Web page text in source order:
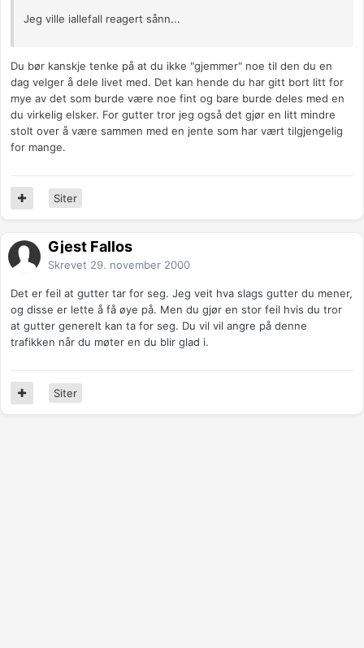
Jeg ville iallefall reagert sånn...
Du bør kanskje tenke på at du ikke "gjemmer" noe til den du en
dag velger å dele livet med. Det kan hende du har gitt bort litt for
mye av det som burde være noe fint og bare burde deles med en
du virkelig elsker. For gutter tror jeg også det gjør en litt mindre
stolt over å være sammen med en jente som har vært tilgjengelig
for mange.
Siter
Gjest Fallos
Skrevet 29. november 2000
Det er feil at gutter tar for seg. Jeg veit hva slags gutter du mener,
og disse er lette å få øye på. Men du gjør en stor feil hvis du tror
at gutter generelt kan ta for seg. Du vil vil angre på denne
trafikken når du møter en du blir glad i.
Siter